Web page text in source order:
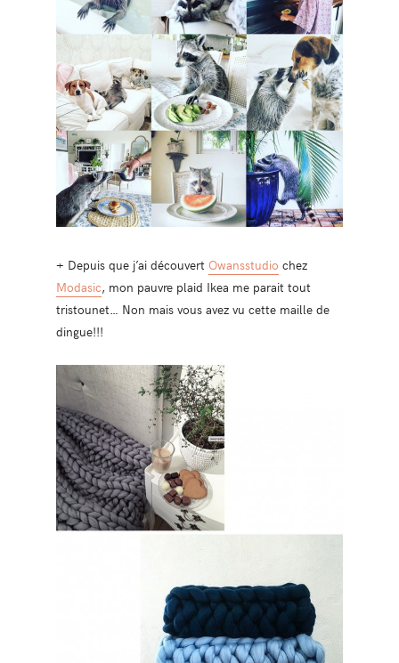
+ Depuis que j’ai découvert Owansstudio chez
Modasic, mon pauvre plaid Ikea me parait tout
tristounet… Non mais vous avez vu cette maille de
dingue!!!